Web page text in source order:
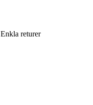
Enkla returer